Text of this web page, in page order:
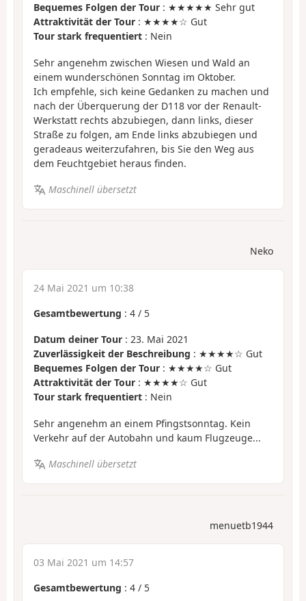
Bequemes Folgen der Tour : ★★★★★ Sehr gut
Attraktivität der Tour : ★★★★☆ Gut
Tour stark frequentiert : Nein
Sehr angenehm zwischen Wiesen und Wald an
einem wunderschönen Sonntag im Oktober.
Ich empfehle, sich keine Gedanken zu machen und
nach der Überquerung der D118 vor der Renault-
Werkstatt rechts abzubiegen, dann links, dieser
Straße zu folgen, am Ende links abzubiegen und
geradeaus weiterzufahren, bis Sie den Weg aus
dem Feuchtgebiet heraus finden.
Maschinell übersetzt
Neko
24 Mai 2021 um 10:38
Gesamtbewertung : 4 / 5
Datum deiner Tour : 23. Mai 2021
Zuverlässigkeit der Beschreibung : ★★★★☆ Gut
Bequemes Folgen der Tour : ★★★★☆ Gut
Attraktivität der Tour : ★★★★☆ Gut
Tour stark frequentiert : Nein
Sehr angenehm an einem Pfingstsonntag. Kein
Verkehr auf der Autobahn und kaum Flugzeuge...
Maschinell übersetzt
menuetb1944
03 Mai 2021 um 14:57
Gesamtbewertung : 4 / 5